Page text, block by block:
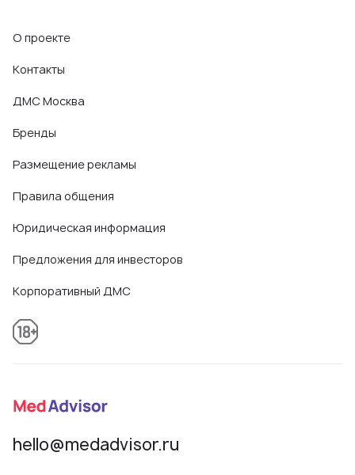
О проекте
Контакты
ДМС Москва
Бренды
Размещение рекламы
Правила общения
Юридическая информация
Предложения для инвесторов
Корпоративный ДМС
hello@medadvisor.ru